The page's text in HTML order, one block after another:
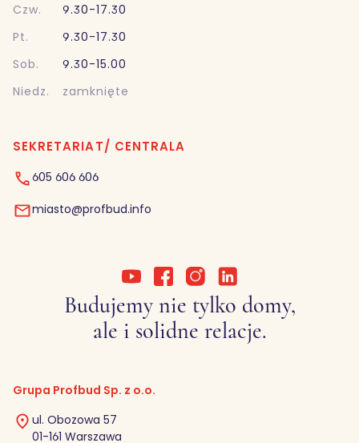
Czw.
9.30-17.30
Pt.
9.30-17.30
Sob.
9.30-15.00
Niedz.
zamknięte
SEKRETARIAT/ CENTRALA
605 606 606
miasto@profbud.info
Budujemy nie tylko domy,
ale i solidne relacje.
Grupa Profbud Sp. z o.o.
ul. Obozowa 57
01-161 Warszawa